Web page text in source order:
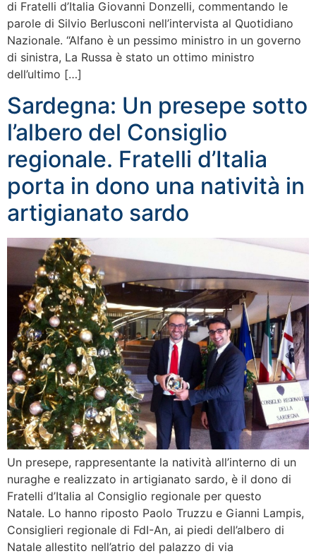
di Fratelli d’Italia Giovanni Donzelli, commentando le
parole di Silvio Berlusconi nell’intervista al Quotidiano
Nazionale. “Alfano è un pessimo ministro in un governo
di sinistra, La Russa è stato un ottimo ministro
dell’ultimo […]
Sardegna: Un presepe sotto
l’albero del Consiglio
regionale. Fratelli d’Italia
porta in dono una natività in
artigianato sardo
Un presepe, rappresentante la natività all’interno di un
nuraghe e realizzato in artigianato sardo, è il dono di
Fratelli d’Italia al Consiglio regionale per questo
Natale. Lo hanno riposto Paolo Truzzu e Gianni Lampis,
Consiglieri regionale di FdI-An, ai piedi dell’albero di
Natale allestito nell’atrio del palazzo di via